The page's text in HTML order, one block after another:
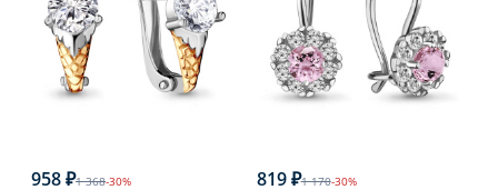
958 ₽1 368-30% 819 ₽1 170-30%